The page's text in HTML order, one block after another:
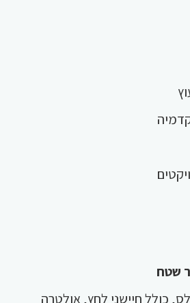
שטח
כולל חיישני לחץ, אולטרה